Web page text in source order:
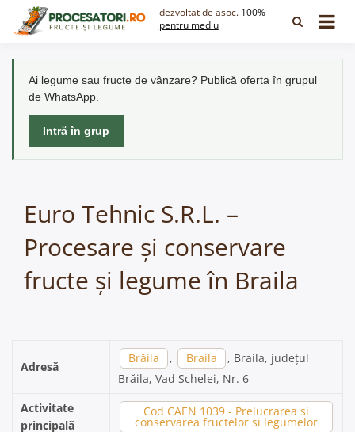
dezvoltat de asoc. 100%
pentru mediu
Ai legume sau fructe de vânzare? Publică oferta în grupul
de WhatsApp.
Intră în grup
Euro Tehnic S.R.L. –
Procesare și conservare
fructe și legume în Braila
Adresă
Brăila , Braila
, Braila, județul
Brăila, Vad Schelei, Nr. 6
Activitate
principală
Cod CAEN 1039 - Prelucrarea si
conservarea fructelor si legumelor